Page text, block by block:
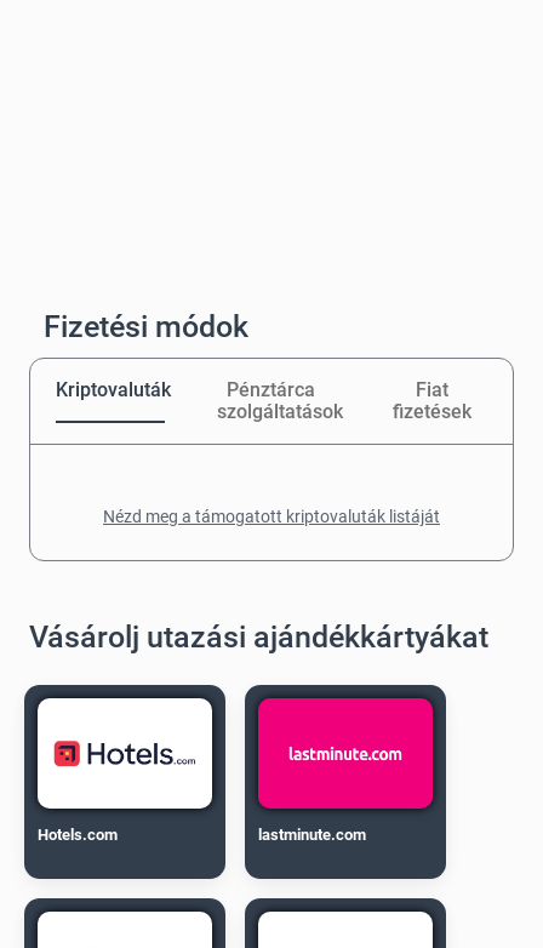
Fizetési módok
Kriptovaluták
Pénztárca
szolgáltatások
Fiat
fizetések
Nézd meg a támogatott kriptovaluták listáját
Vásárolj utazási ajándékkártyákat
Hotels.com lastminute.com